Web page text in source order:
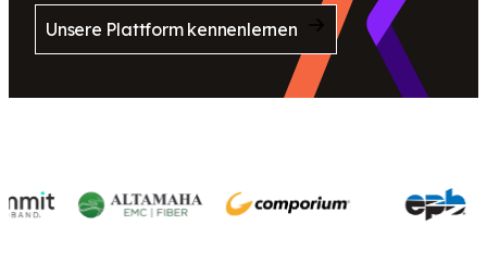
Unsere Plattform kennenlernen